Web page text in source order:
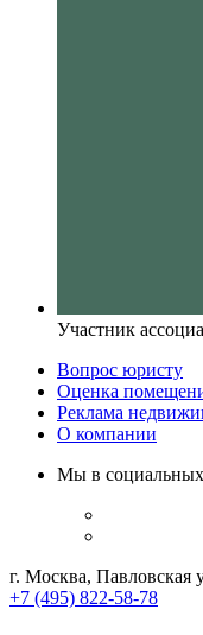
Участник
Вопрос юристу
Оценка
Реклама
О компании
Мы в социальных
г. Москва, Павловская
+7 (495) 822-58-78